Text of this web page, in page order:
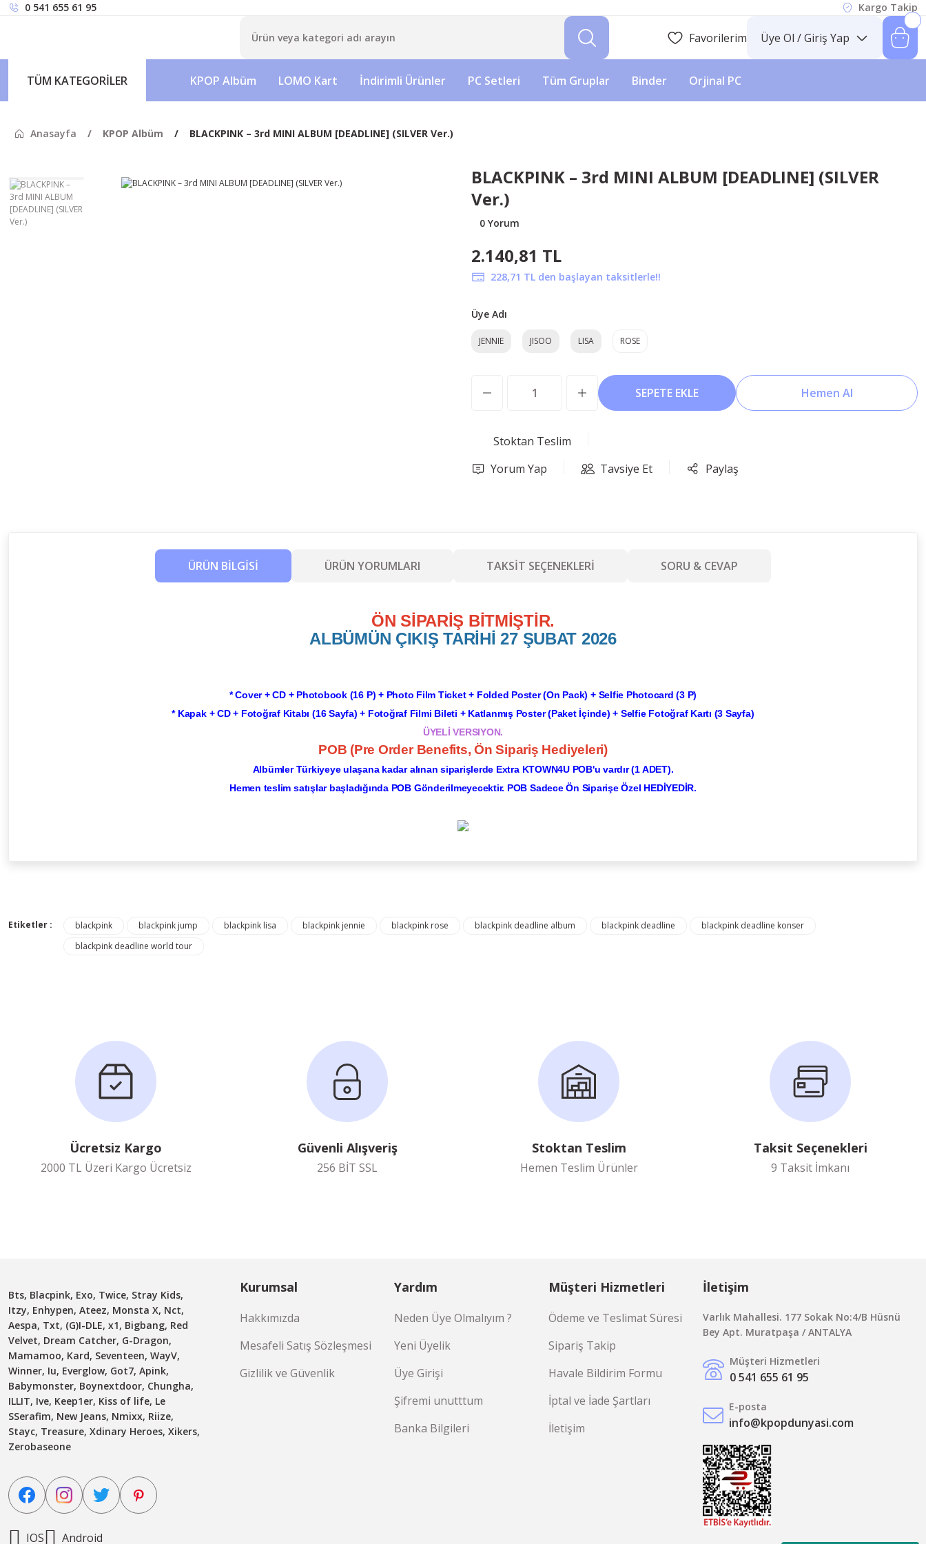
0 541 655 61 95 Kargo Takip
Favorilerim Üye Ol / Giriş Yap
TÜM KATEGORİLER KPOP Albüm LOMO Kart İndirimli Ürünler PC Setleri Tüm Gruplar Binder Orjinal PC
Anasayfa KPOP Albüm BLACKPINK – 3rd MINI ALBUM [DEADLINE] (SILVER Ver.)
BLACKPINK – 3rd MINI ALBUM [DEADLINE] (SILVER
Ver.)
0 Yorum
2.140,81 TL
228,71 TL den başlayan taksitlerle!!
Üye Adı
JENNIE JISOO LISA ROSE
SEPETE EKLE Hemen Al
Stoktan Teslim
Yorum Yap
Tavsiye Et Paylaş
ÜRÜN BİLGİSİ ÜRÜN YORUMLARI TAKSİT SEÇENEKLERİ SORU & CEVAP
ÖN SİPARİŞ BİTMİŞTİR.
ALBÜMÜN ÇIKIŞ TARİHİ 27 ŞUBAT 2026
* Cover + CD + Photobook (16 P) + Photo Film Ticket + Folded Poster (On Pack) + Selfie Photocard (3 P)
* Kapak + CD + Fotoğraf Kitabı (16 Sayfa) + Fotoğraf Filmi Bileti + Katlanmış Poster (Paket İçinde) + Selfie Fotoğraf Kartı (3 Sayfa)
ÜYELİ VERSIYON.
POB (Pre Order Benefits, Ön Sipariş Hediyeleri)
Albümler Türkiyeye ulaşana kadar alınan siparişlerde Extra KTOWN4U POB'u vardır (1 ADET).
Hemen teslim satışlar başladığında POB Gönderilmeyecektir. POB Sadece Ön Siparişe Özel HEDİYEDİR.
Etiketler : blackpink blackpink jump blackpink lisa blackpink jennie blackpink rose blackpink deadline album blackpink deadline
blackpink deadline konser
blackpink deadline world tour
Ücretsiz Kargo
2000 TL Üzeri Kargo Ücretsiz
Güvenli Alışveriş
256 BİT SSL
Stoktan Teslim
Hemen Teslim Ürünler
Taksit Seçenekleri
9 Taksit İmkanı
Bts, Blacpink, Exo, Twice, Stray Kids,
Itzy, Enhypen, Ateez, Monsta X, Nct,
Aespa, Txt, (G)I-DLE, x1, Bigbang, Red
Velvet, Dream Catcher, G-Dragon,
Mamamoo, Kard, Seventeen, WayV,
Winner, Iu, Everglow, Got7, Apink,
Babymonster, Boynextdoor, Chungha,
ILLIT, Ive, Keep1er, Kiss of life, Le
SSerafim, New Jeans, Nmixx, Riize,
Stayc, Treasure, Xdinary Heroes, Xikers,
Zerobaseone
IOS Android
Kurumsal
Hakkımızda
Mesafeli Satış Sözleşmesi
Gizlilik ve Güvenlik
Yardım
Neden Üye Olmalıyım ?
Yeni Üyelik
Üye Girişi
Şifremi unutttum
Banka Bilgileri
Müşteri Hizmetleri
Ödeme ve Teslimat Süresi
Sipariş Takip
Havale Bildirim Formu
İptal ve İade Şartları
İletişim
İletişim
Varlık Mahallesi. 177 Sokak No:4/B Hüsnü
Bey Apt. Muratpaşa / ANTALYA
Müşteri Hizmetleri
0 541 655 61 95
E-posta
info@kpopdunyasi.com